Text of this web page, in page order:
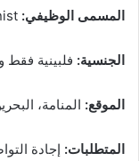
المسمى الوظيفي:
الجنسية: فلبينية فقط
الموقع: المنامة،
المتطلبات: إجادة